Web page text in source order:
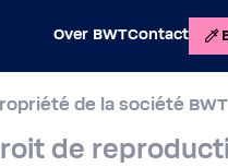
Over BWTContact
de la société
de